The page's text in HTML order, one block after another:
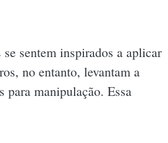
sentem inspirados a aplicar
no entanto, levantam a
para manipulação. Essa